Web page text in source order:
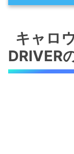
ックと特徴
コン
先進
13.5
キャロ
DRIVER